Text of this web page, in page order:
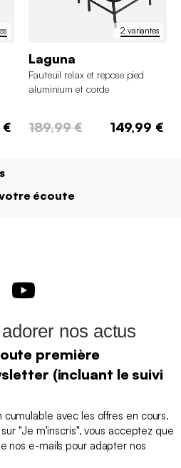
€
2 variantes
Laguna
Fauteuil relax et repose pied
aluminium et corde
189,99 € 149,99 €
écoute
nos actus
première
(incluant le suivi
avec les offres en cours.
"Je m'inscris", vous acceptez que
nos e-mails pour adapter nos